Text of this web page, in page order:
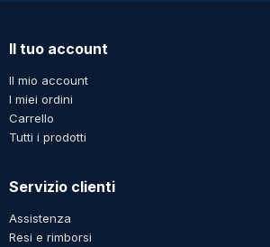
Il tuo account
Il mio account
I miei ordini
Carrello
Tutti i prodotti
Servizio clienti
Assistenza
Resi e rimborsi